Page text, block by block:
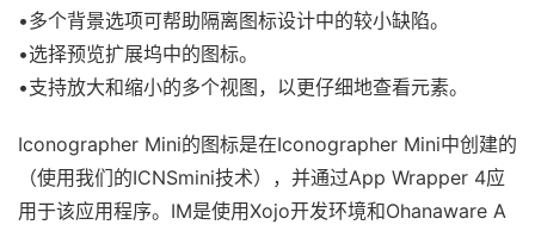
•多个背景选项可帮助隔离图标设计中的较小缺陷。
•选择预览扩展坞中的图标。
•支持放大和缩小的多个视图，以更仔细地查看元素。
Iconographer Mini的图标是在Iconographer Mini中创建的
（使用我们的ICNSmini技术），并通过App Wrapper 4应
用于该应用程序。IM是使用Xojo开发环境和Ohanaware A